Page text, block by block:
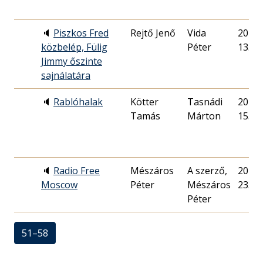
🔈 Piszkos Fred
közbelép, Fülig
Jimmy őszinte
sajnálatára
Rejtő Jenő
Vida
Péter
2018.
13.
🔈 Rablóhalak
Kötter
Tamás
Tasnádi
Márton
2014.
15.
🔈 Radio Free
Moscow
Mészáros
Péter
A szerző,
Mészáros
Péter
2015.
23.
51–58